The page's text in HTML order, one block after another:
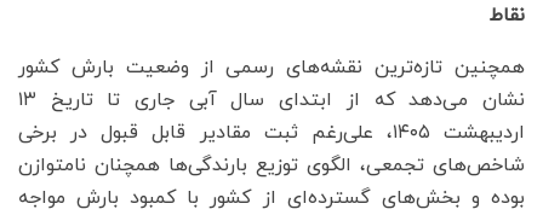
نقاط
همچنین تازه‌ترین نقشه‌های رسمی از وضعیت بارش کشور
نشان می‌دهد که از ابتدای سال آبی جاری تا تاریخ ۱۳
اردیبهشت ۱۴۰۵، علی‌رغم ثبت مقادیر قابل قبول در برخی
شاخص‌های تجمعی، الگوی توزیع بارندگی‌ها همچنان نامتوازن
بوده و بخش‌های گسترده‌ای از کشور با کمبود بارش مواجه